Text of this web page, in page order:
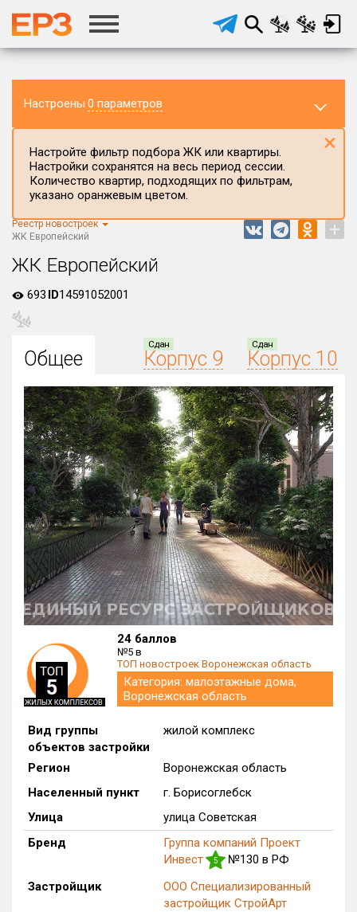
Настроены 0 параметров
Регион ЖК
Район в регионе
Все
Населённый пункт
Все
Район в городе
Все
₽/м² млн ₽
Цена
от до
Общая площадь, м²
от до
Срок сдачи
от Сдан в 2014 до IV кв. 2026
Вид объекта
Кол-во комнат
Только новые
Оценка ЕРЗ ЖК
от
с продажами
Настройте фильтр подбора ЖК или квартиры.
Настройки сохранятся на весь период сессии.
Количество квартир, подходящих по фильтрам,
указано оранжевым цветом.
×
Реестр новостроек
ЖК Европейский
+
ЖК Европейский
693 ID14591052001
Общее
Сдан
Корпус 9
Сдан
Корпус 10
24 баллов
№5 в
ТОП новостроек Воронежская область
Категория: малоэтажные дома,
Воронежская область
Вид группы
объектов застройки
жилой комплекс
Регион
Воронежская область
Населенный пункт
г. Борисоглебск
Улица
улица Советская
Бренд
Группа компаний Проект
Инвест
5
№130 в РФ
Застройщик
ООО Специализированный
застройщик СтройАрт